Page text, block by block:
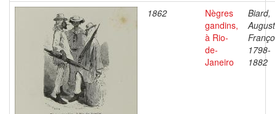
1862
Nègres
gandins,
à Rio-
de-
Janeiro
Biard,
1798-
1882